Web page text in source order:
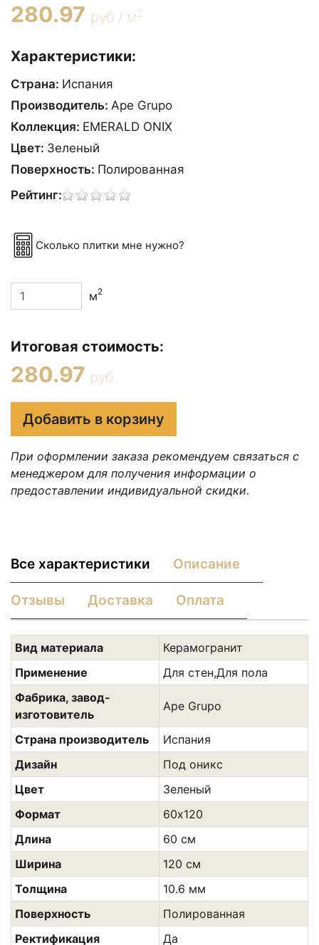
280.97 руб / м2
Характеристики:
Страна: Испания
Производитель: Ape Grupo
Коллекция: EMERALD ONIX
Цвет: Зеленый
Поверхность: Полированная
Рейтинг:
Сколько плитки мне нужно?
м2
Итоговая стоимость:
280.97 руб.
Добавить в корзину
При оформлении заказа рекомендуем связаться с
менеджером для получения информации о
предоставлении индивидуальной скидки.
Все характеристики Описание
Отзывы Доставка Оплата
Вид материала
Керамогранит
Применение
Для стен,Для пола
Фабрика, завод-
изготовитель
Ape Grupo
Страна производитель
Испания
Дизайн
Под оникс
Цвет
Зеленый
Формат
60х120
Длина
60 см
Ширина
120 см
Толщина
10.6 мм
Поверхность
Полированная
Ректификация
Да